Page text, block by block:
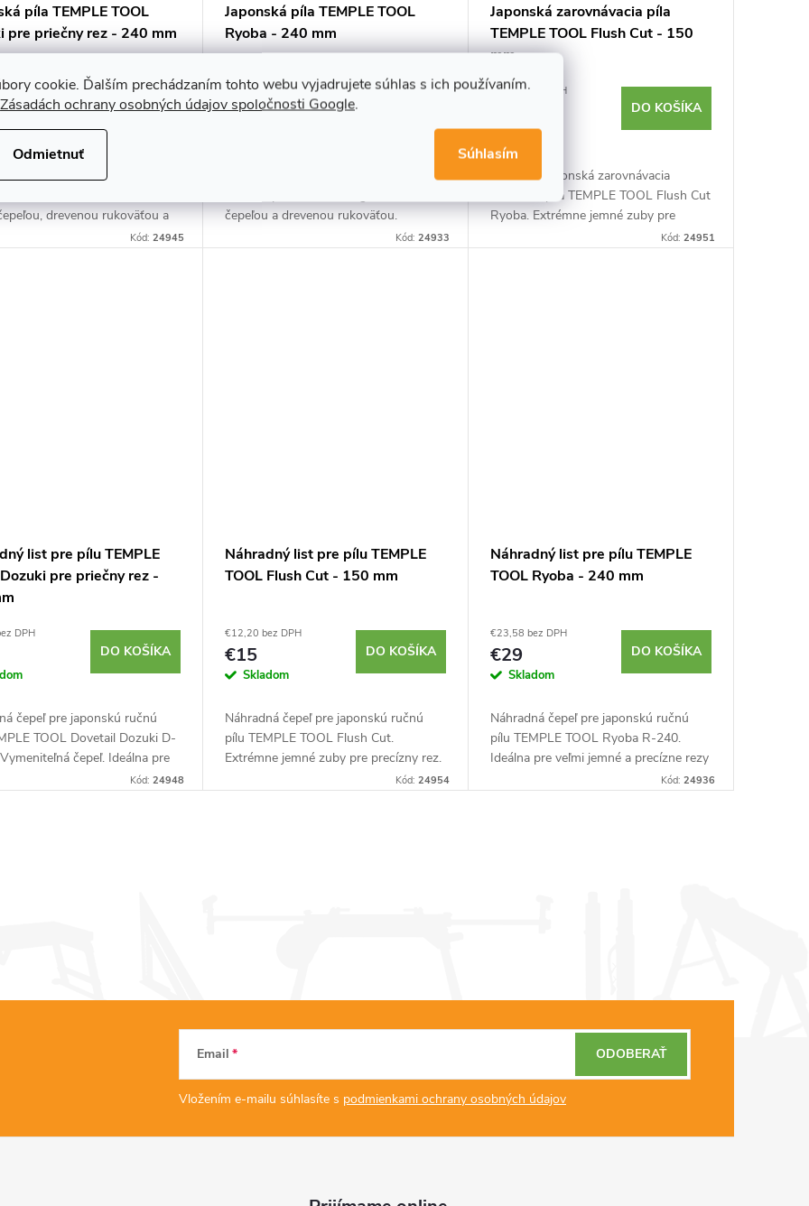
cookie. Ďalším prechádzaním tohto webu vyjadrujete súhlas s ich používaním.
Zásadách ochrany osobných údajov spoločnosti Google.
Odmietnuť Súhlasím
píla TEMPLE TOOL
pre priečny rez - 240 mm
DPH
DO KOŠÍKA
japonská ručná píla TEMPLE
drevenou rukoväťou a
chrbtom. Vymeniteľná
Kód: 24945
Japonská píla TEMPLE TOOL
Ryoba - 240 mm
€36,59 bez DPH
€45
Špičková japonská ručná píla TEMPLE
čepeľou a drevenou rukoväťou.
Vymeniteľná čepeľ. Ideálna pre veľmi
Kód: 24933
Japonská zarovnávacia píla
TEMPLE TOOL Flush Cut - 150
mm
€23,58 bez DPH
Skladom
DO KOŠÍKA
Špičková japonská zarovnávacia
kolíčková píla TEMPLE TOOL Flush Cut
Ryoba. Extrémne jemné zuby pre
precízny rez. Pre mäkké aj tvrdé drevo.
Kód: 24951
list pre pílu TEMPLE
pre priečny rez -
DPH
DO KOŠÍKA
čepeľ pre japonskú ručnú
TOOL Dovetail Dozuki D-
čepeľ. Ideálna pre
a precízne rezy do dreva.
Kód: 24948
Náhradný list pre pílu TEMPLE
TOOL Flush Cut - 150 mm
€12,20 bez DPH
€15
Skladom
DO KOŠÍKA
Náhradná čepeľ pre japonskú ručnú
pílu TEMPLE TOOL Flush Cut.
Extrémne jemné zuby pre precízny rez.
Pre mäkké aj tvrdé drevo. Ideálna na
Kód: 24954
Náhradný list pre pílu TEMPLE
TOOL Ryoba - 240 mm
€23,58 bez DPH
€29
Skladom
DO KOŠÍKA
Náhradná čepeľ pre japonskú ručnú
pílu TEMPLE TOOL Ryoba R-240.
Ideálna pre veľmi jemné a precízne rezy
do dreva. Určené pre rez ťahom.Kód: 24936
Email
Vložením e-mailu súhlasíte s podmienkami ochrany osobných údajov
ODOBERAŤ